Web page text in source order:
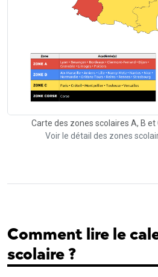
Carte des zones scolaires A, B
Voir le détail des zones
Comment lire le
scolaire ?